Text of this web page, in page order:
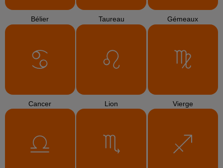
Bélier Taureau Gémeaux
Cancer Lion Vierge